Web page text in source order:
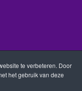
te verbeteren. Door
het gebruik van deze